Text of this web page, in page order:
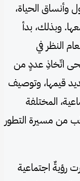
وأنساق الحياة،
وبذلك، بدأ
النظر في
اتّخاذِ عددٍ من
قيمها، وتوصيف
المختلفة
من مسيرة التطور
رؤيةٌ اجتماعية